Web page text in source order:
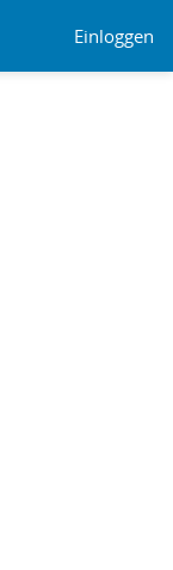
Einloggen